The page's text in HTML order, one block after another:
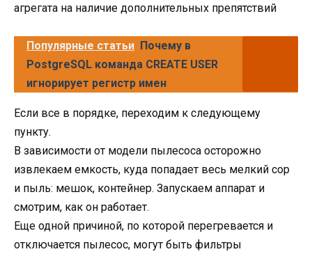
агрегата на наличие дополнительных препятствий
Популярные статьи Почему в
PostgreSQL команда CREATE USER
игнорирует регистр имен
Если все в порядке, переходим к следующему
пункту.
В зависимости от модели пылесоса осторожно
извлекаем емкость, куда попадает весь мелкий сор
и пыль: мешок, контейнер. Запускаем аппарат и
смотрим, как он работает.
Еще одной причиной, по которой перегревается и
отключается пылесос, могут быть фильтры